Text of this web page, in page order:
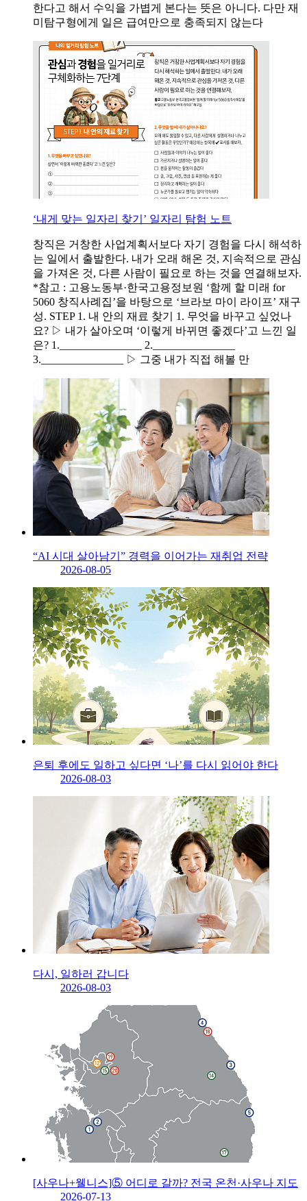
한다고 해서 수익을 가볍게 본다는 뜻은 아니다. 다만 재
미탐구형에게 일은 급여만으로 충족되지 않는다
‘내게 맞는 일자리 찾기’ 일자리 탐험 노트
창직은 거창한 사업계획서보다 자기 경험을 다시 해석하
는 일에서 출발한다. 내가 오래 해온 것, 지속적으로 관심
을 가져온 것, 다른 사람이 필요로 하는 것을 연결해보자.
*참고 : 고용노동부·한국고용정보원 ‘함께 할 미래 for
5060 창직사례집’을 바탕으로 ‘브라보 마이 라이프’ 재구
성. STEP 1. 내 안의 재료 찾기 1. 무엇을 바꾸고 싶었나
요? ▷ 내가 살아오며 ‘이렇게 바뀌면 좋겠다’고 느낀 일
은? 1._______________ 2._______________
3._______________ ▷ 그중 내가 직접 해볼 만
“AI 시대 살아남기” 경력을 이어가는 재취업 전략
2026-08-05
은퇴 후에도 일하고 싶다면 ‘나’를 다시 읽어야 한다
2026-08-03
다시, 일하러 갑니다
2026-08-03
[사우나+웰니스]⑤ 어디로 갈까? 전국 온천·사우나 지도
2026-07-13